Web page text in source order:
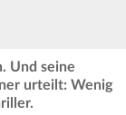
Und seine
urteilt: Wenig